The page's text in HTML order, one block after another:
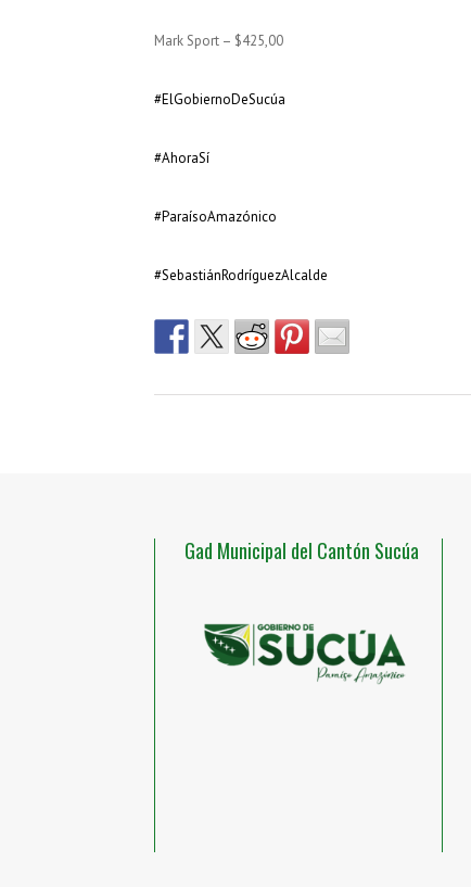
Mark Sport – $425,00
#ElGobiernoDeSucúa
#AhoraSí
#ParaísoAmazónico
#SebastiánRodríguezAlcalde
Gad Municipal del Cantón Sucúa